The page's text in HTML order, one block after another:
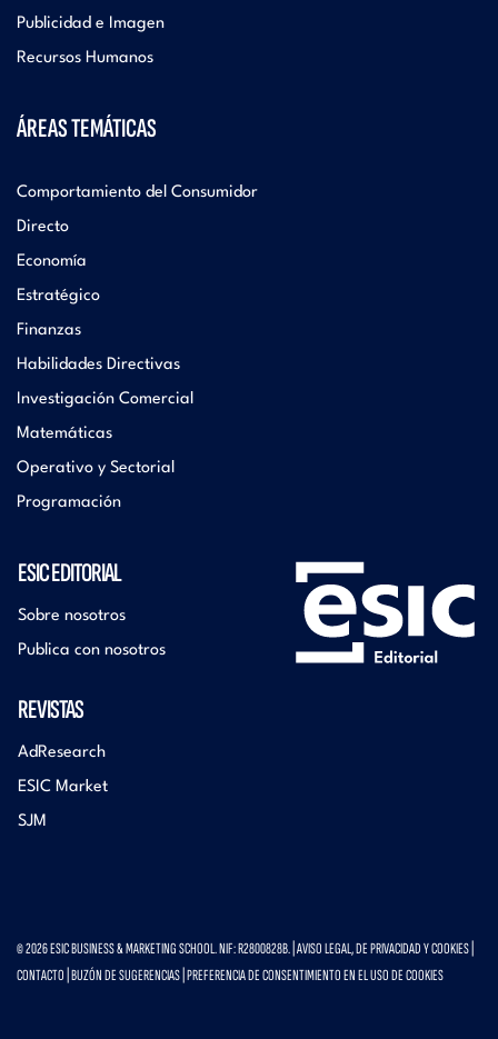
Publicidad e Imagen
Recursos Humanos
ÁREAS TEMÁTICAS
Comportamiento del Consumidor
Directo
Economía
Estratégico
Finanzas
Habilidades Directivas
Investigación Comercial
Matemáticas
Operativo y Sectorial
Programación
ESIC EDITORIAL
Sobre nosotros
Publica con nosotros
REVISTAS
AdResearch
ESIC Market
SJM
© 2026 ESIC BUSINESS & MARKETING SCHOOL. NIF: R2800828B. | AVISO LEGAL, DE PRIVACIDAD Y COOKIES
CONTACTO BUZÓN DE SUGERENCIAS PREFERENCIA DE CONSENTIMIENTO EN EL USO DE COOKIES